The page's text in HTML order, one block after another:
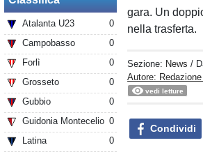
Atalanta U23
0
Campobasso
0
Forlì
0
Grosseto
0
Gubbio
0
Guidonia Montecelio 0
Latina
0
gara. Un
nella trasferta.
Sezione: News /
Autore:
vedi letture
Condividi